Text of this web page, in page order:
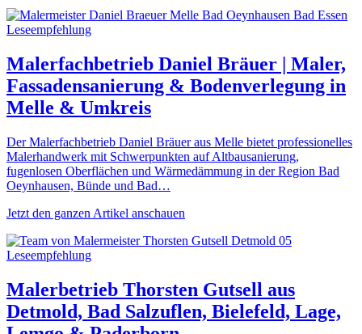
Leseempfehlung
Malerfachbetrieb Daniel Bräuer | Maler,
Fassadensanierung & Bodenverlegung in
Melle & Umkreis
Der Malerfachbetrieb Daniel Bräuer aus Melle bietet professionelles
Malerhandwerk mit Schwerpunkten auf Altbausanierung,
fugenlosen Oberflächen und Wärmedämmung in der Region Bad
Oeynhausen, Bünde und Bad…
Jetzt den ganzen Artikel anschauen
Leseempfehlung
Malerbetrieb Thorsten Gutsell aus
Detmold, Bad Salzuflen, Bielefeld, Lage,